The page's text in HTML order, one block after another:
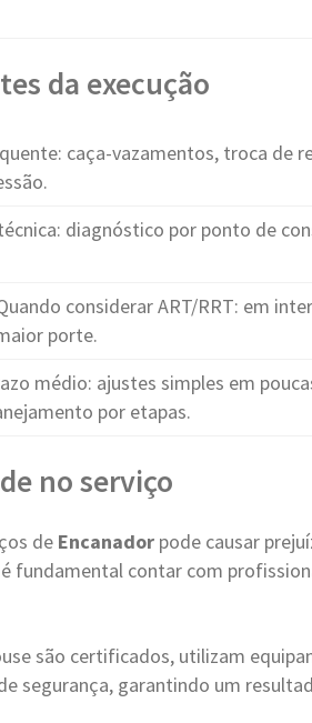
da execução
caça-vazamentos, troca de
diagnóstico por ponto de
considerar ART/RRT: em
porte.
médio: ajustes simples em
por etapas.
no serviço
de Encanador pode causar
fundamental contar com
são certificados, utilizam
segurança, garantindo um